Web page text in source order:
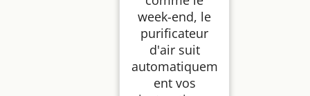
week-end, le
purificateur
d'air suit
automatiquem
ent vos